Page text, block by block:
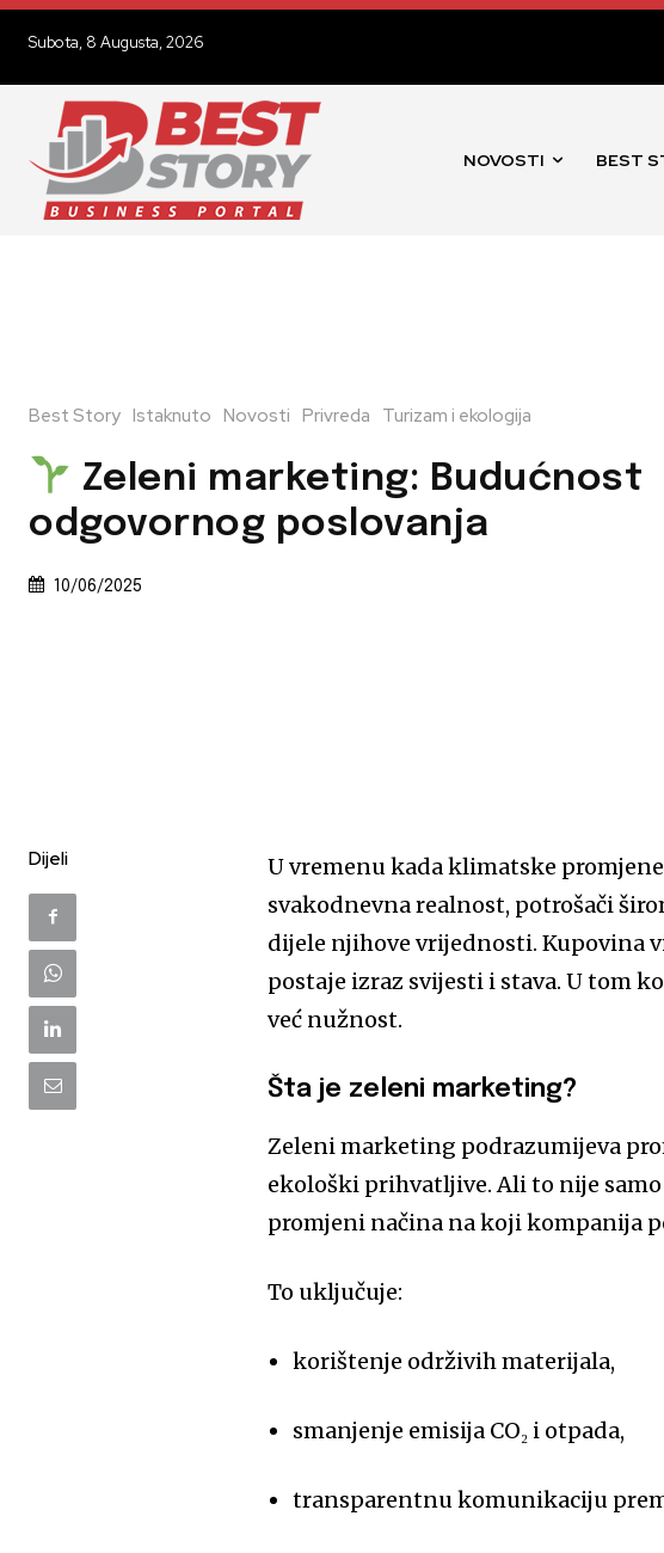
Subota, 8 Augusta, 2026
NOVOSTI BEST
Best Story Istaknuto Novosti Privreda Turizam i ekologija
Zeleni marketing: Budućnost
odgovornog poslovanja
10/06/2025
Dijeli
U vremenu kada klimatske
svakodnevna realnost, potrošači
dijele njihove vrijednosti. Kupovina
postaje izraz svijesti i stava. U tom
već nužnost.
Šta je zeleni marketing?
Zeleni marketing podrazumijeva
ekološki prihvatljive. Ali to nije
promjeni načina na koji kompanija
To uključuje:
korištenje održivih materijala,
smanjenje emisija CO₂ i otpada,
transparentnu komunikaciju